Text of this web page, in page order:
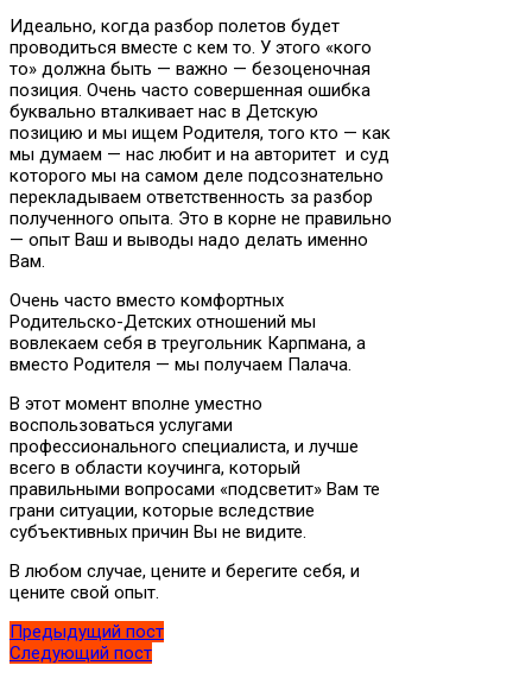
Идеально, когда разбор полетов будет
проводиться вместе с кем то. У этого «кого
то» должна быть — важно — безоценочная
позиция. Очень часто совершенная ошибка
буквально вталкивает нас в Детскую
позицию и мы ищем Родителя, того кто — как
мы думаем — нас любит и на авторитет и суд
которого мы на самом деле подсознательно
перекладываем ответственность за разбор
полученного опыта. Это в корне не правильно
— опыт Ваш и выводы надо делать именно
Вам.
Очень часто вместо комфортных
Родительско-Детских отношений мы
вовлекаем себя в треугольник Карпмана, а
вместо Родителя — мы получаем Палача.
В этот момент вполне уместно
воспользоваться услугами
профессионального специалиста, и лучше
всего в области коучинга, который
правильными вопросами «подсветит» Вам те
грани ситуации, которые вследствие
субъективных причин Вы не видите.
В любом случае, цените и берегите себя, и
цените свой опыт.
Предыдущий пост
Следующий пост